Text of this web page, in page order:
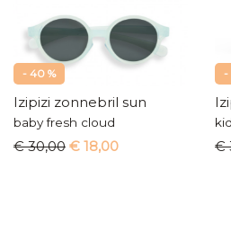
- 40 %
Izipizi zonnebril sun
baby fresh cloud
€ 30,00 € 18,00
-
€